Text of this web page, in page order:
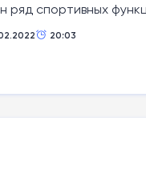
ряд спортивных
20:03